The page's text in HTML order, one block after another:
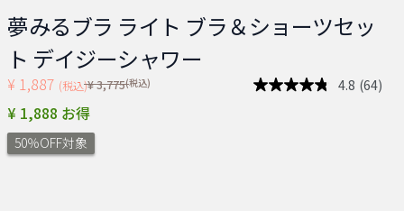
夢みるブラ ライト ブラ＆ショーツセッ
ト デイジーシャワー
¥ 1,887 (税込)Price reduced from
¥ 3,775(税込) 4.8 レ
(64)
¥ 1,888 お得
50％OFF対象